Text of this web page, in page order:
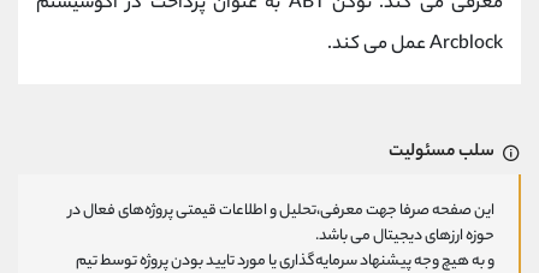
Arcblock عمل می کند.
سلب مسئولیت
این صفحه صرفا جهت معرفی،تحلیل و اطلاعات قیمتی پروژه‌های فعال در
حوزه ارزهای دیجیتال می باشد.
و به هیچ وجه پیشنهاد سرمایه‌گذاری یا مورد تایید بودن پروژه توسط تیم